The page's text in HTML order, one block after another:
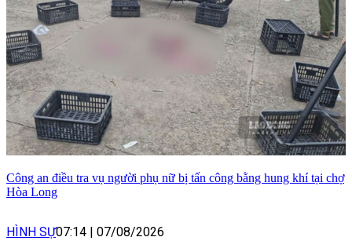
Công an điều tra vụ người phụ nữ bị tấn công bằng hung khí tại chợ
Hòa Long
HÌNH SỰ07:14 | 07/08/2026